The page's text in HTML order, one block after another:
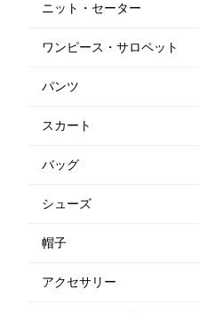
ニット・セーター
ワンピース・サロペット
パンツ
スカート
バッグ
シューズ
帽子
アクセサリー